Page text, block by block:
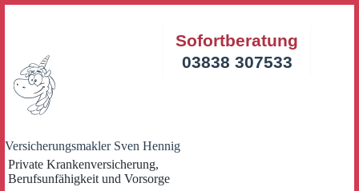
Versicherungsmakler Sven Hennig
Private Krankenversicherung,
Berufsunfähigkeit und Vorsorge
Sofortberatung
03838 307533